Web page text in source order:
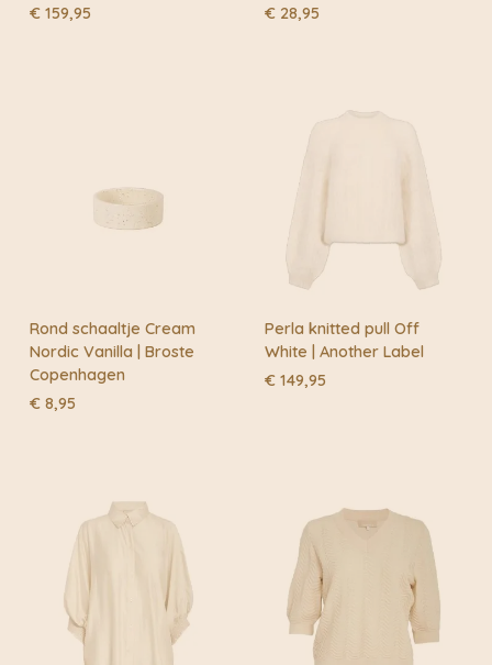
€ 159,95
€ 28,95
Rond schaaltje Cream
Nordic Vanilla | Broste
Copenhagen
€ 8,95
Perla knitted pull Off
White | Another Label
€ 149,95